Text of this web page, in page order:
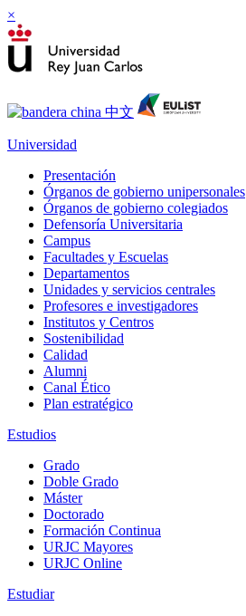
×
Universidad
Presentación
Órganos de gobierno unipersonales
Órganos de gobierno colegiados
Defensoría Universitaria
Campus
Facultades y Escuelas
Departamentos
Unidades y servicios centrales
Profesores e investigadores
Institutos y Centros
Sostenibilidad
Calidad
Alumni
Canal Ético
Plan estratégico
Estudios
Grado
Doble Grado
Máster
Doctorado
Formación Continua
URJC Mayores
URJC Online
Estudiar